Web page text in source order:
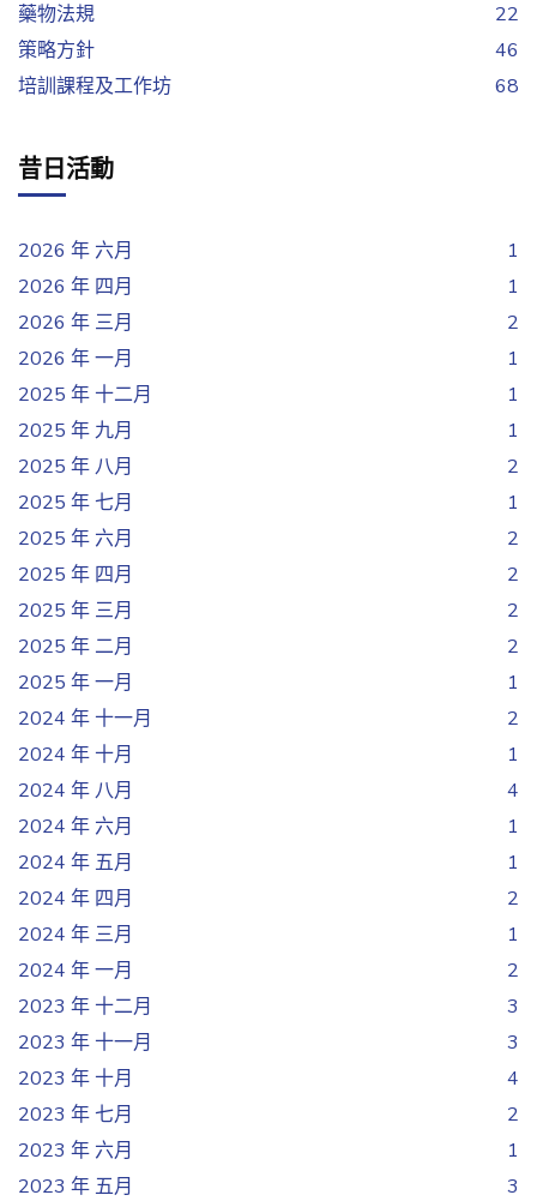
藥物法規
22
策略方針
46
培訓課程及工作坊
68
昔日活動
2026 年 六月
1
2026 年 四月
1
2026 年 三月
2
2026 年 一月
1
2025 年 十二月
1
2025 年 九月
1
2025 年 八月
2
2025 年 七月
1
2025 年 六月
2
2025 年 四月
2
2025 年 三月
2
2025 年 二月
2
2025 年 一月
1
2024 年 十一月
2
2024 年 十月
1
2024 年 八月
4
2024 年 六月
1
2024 年 五月
1
2024 年 四月
2
2024 年 三月
1
2024 年 一月
2
2023 年 十二月
3
2023 年 十一月
3
2023 年 十月
4
2023 年 七月
2
2023 年 六月
1
2023 年 五月
3